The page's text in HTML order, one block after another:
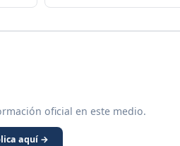
oficial en este medio.
aquí →